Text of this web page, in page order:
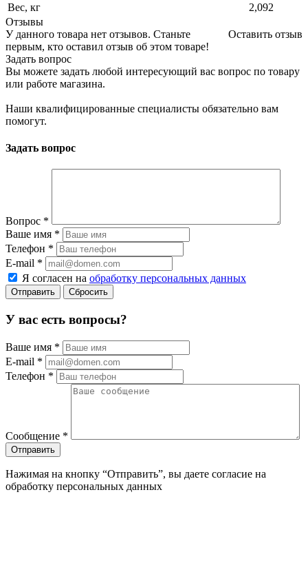
Вес, кг
2,092
Отзывы
Оставить отзыв
У данного товара нет отзывов. Станьте
первым, кто оставил отзыв об этом товаре!
Задать вопрос
Вы можете задать любой интересующий вас вопрос по товару
или работе магазина.
Наши квалифицированные специалисты обязательно вам
помогут.
Задать вопрос
Вопрос *
Ваше имя *
Телефон *
E-mail *
Я согласен на обработку персональных данных
Сбросить
У вас есть вопросы?
Ваше имя *
E-mail *
Телефон *
Сообщение *
Нажимая на кнопку “Отправить”, вы даете согласие на
обработку персональных данных